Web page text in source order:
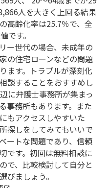
人を大きく上回る結果
高齢化率は25.7％で、全
です。
ー世代の場合、未成年の
の住宅ローンなどの問題
ます。トラブルが深刻化
談することをおすすめし
に弁護士事務所が集まっ
事務所もあります。また
もアクセスしやすいた
探しをしてみてもいいで
ートな問題であり、信頼
です。初回は無料相談に
で、比較検討して自分と
びましょう。